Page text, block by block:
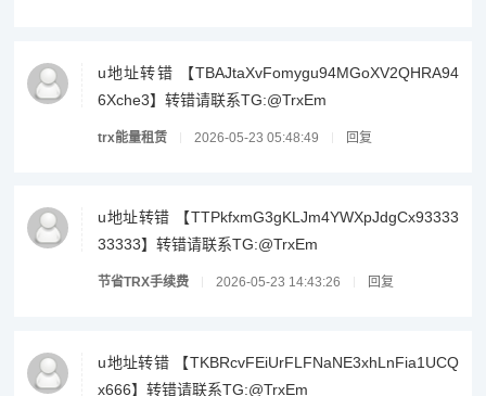
u地址转错 【TBAJtaXvFomygu94MGoXV2QHRA94
6Xche3】转错请联系TG:@TrxEm
trx能量租赁 2026-05-23 05:48:49 回复
u地址转错 【TTPkfxmG3gKLJm4YWXpJdgCx93333
33333】转错请联系TG:@TrxEm
节省TRX手续费 2026-05-23 14:43:26 回复
u地址转错 【TKBRcvFEiUrFLFNaNE3xhLnFia1UCQ
x666】转错请联系TG:@TrxEm